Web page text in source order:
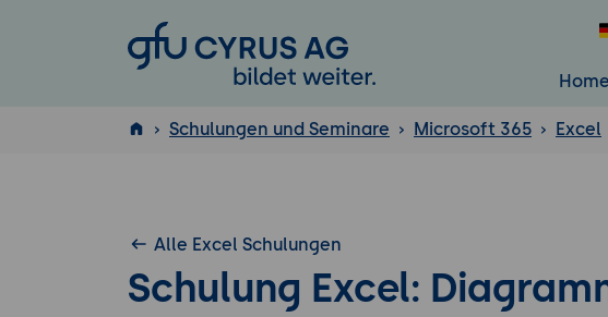
GFU Cyrus AG
Home
ISTQB
Schulungen und Seminare Microsoft 365 Excel
Alle Excel Schulungen
Schulung Excel: